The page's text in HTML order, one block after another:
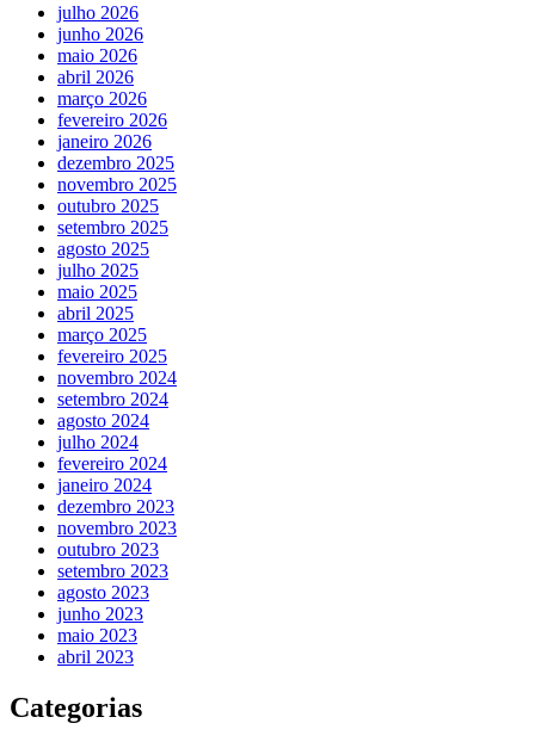
julho 2026
junho 2026
maio 2026
abril 2026
março 2026
fevereiro 2026
janeiro 2026
dezembro 2025
novembro 2025
outubro 2025
setembro 2025
agosto 2025
julho 2025
maio 2025
abril 2025
março 2025
fevereiro 2025
novembro 2024
setembro 2024
agosto 2024
julho 2024
fevereiro 2024
janeiro 2024
dezembro 2023
novembro 2023
outubro 2023
setembro 2023
agosto 2023
junho 2023
maio 2023
abril 2023
Categorias